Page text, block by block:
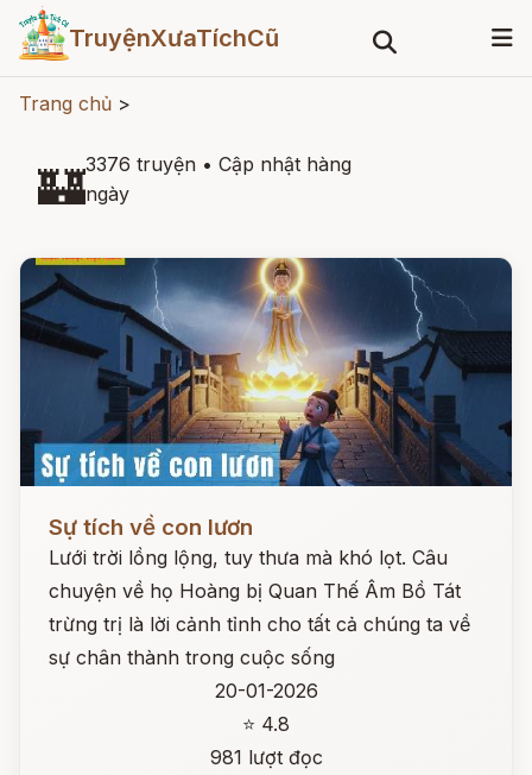
TruyệnXưaTíchCũ
Trang chủ >
🏰3376 truyện • Cập nhật hàng
ngày
Sự tích về con lươn
Lưới trời lồng lộng, tuy thưa mà khó lọt. Câu
chuyện về họ Hoàng bị Quan Thế Âm Bồ Tát
trừng trị là lời cảnh tỉnh cho tất cả chúng ta về
sự chân thành trong cuộc sống
20-01-2026
⭐ 4.8
981 lượt đọc